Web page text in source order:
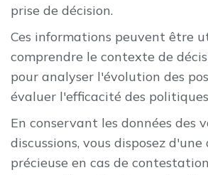
prise de décision.
Ces informations peuvent être
comprendre le contexte de
pour analyser l'évolution des
évaluer l'efficacité des
En conservant les données des
discussions, vous disposez
précieuse en cas de